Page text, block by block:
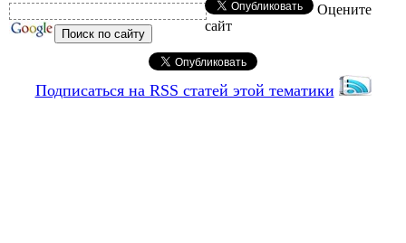
Оцените
сайт
Подписаться на RSS статей этой тематики